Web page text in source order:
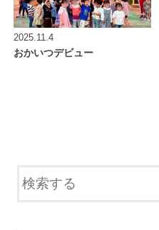
2025.11.4
おかいつデビュー